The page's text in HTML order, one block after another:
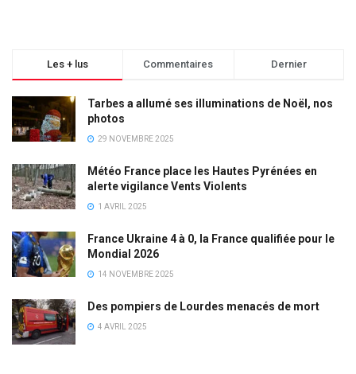
Les + lus Commentaires Dernier
Tarbes a allumé ses illuminations de Noël, nos
photos
29 NOVEMBRE 2025
Météo France place les Hautes Pyrénées en
alerte vigilance Vents Violents
1 AVRIL 2025
France Ukraine 4 à 0, la France qualifiée pour le
Mondial 2026
14 NOVEMBRE 2025
Des pompiers de Lourdes menacés de mort
4 AVRIL 2025